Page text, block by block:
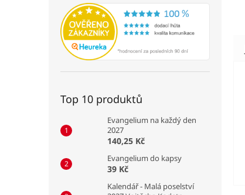
Top 10 produktů
Evangelium na každý den
2027
140,25 Kč
Evangelium do kapsy
39 Kč
Kalendář - Malá poselství